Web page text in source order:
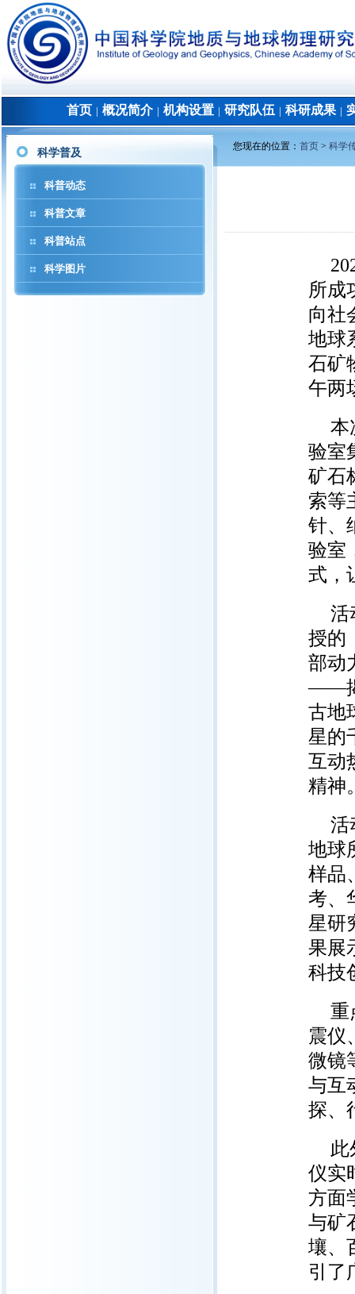
首页 概况简介│ 机构设置 研究队伍 科研成果│
科学普及
科普动态
科普文章
科普站点
科学图片
您现在的位置： 首页 > 科学
所成
向社
地球
石矿
午两
本
验室
矿石
索等
针、
验室
式，
活
授的
部动
——揭
古地
星的
互动
精神
活
地球
样品
考、
星研
果展
科技
重
震仪
微镜
与互
探、
此
仪实
方面
与矿
壤、
引了